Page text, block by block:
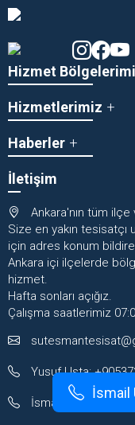
Hizmet
Hizmetlerimiz
Haberler
İletişim
Ankara'nın tüm
Size en yakın tesisatçı
için adres konum
Ankara içi ilçelerde
hizmet.
Hafta sonları açığız.
Çalışma saatlerimiz
Yusuf Usta:
İsmail Usta:
İsmail